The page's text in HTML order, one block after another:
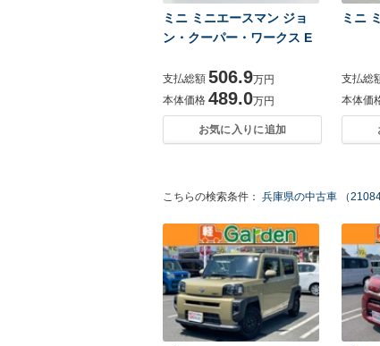
ミニ ミニエースマン ジョ
ン・クーパー・ワークス E
支払総額 506.9万円
本体価格 489.0万円
お気に入りに追加
ミニ
支払総
本体価
こちらの検索条件： 兵庫県の中古車 （